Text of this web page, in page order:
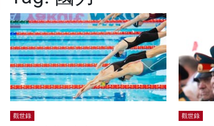
觀世錄 觀世錄